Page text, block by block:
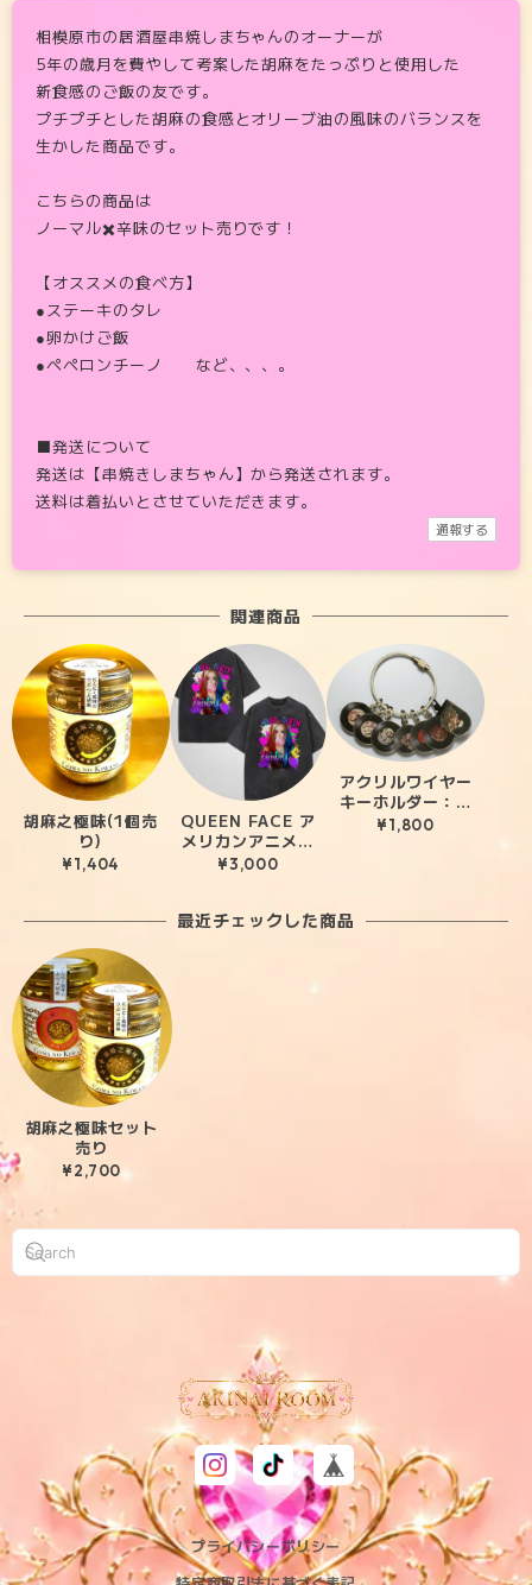
相模原市の居酒屋串焼しまちゃんのオーナーが
5年の歳月を費やして考案した胡麻をたっぷりと使用した
新食感のご飯の友です。
プチプチとした胡麻の食感とオリーブ油の風味のバランスを
生かした商品です。
こちらの商品は
ノーマル✖️辛味のセット売りです！
【オススメの食べ方】
●ステーキのタレ
●卵かけご飯
●ペペロンチーノ など、、、。
■発送について
発送は【串焼きしまちゃん】から発送されます。
送料は着払いとさせていただきます。
通報する
関連商品
胡麻之極味(1個売
り)
¥1,404
QUEEN FACE ア
メリカンアニメ風
デザイン〜カジュ
¥3,000
アクリルワイヤー
キーホルダー：シ
ングルジャケット
¥1,800
最近チェックした商品
胡麻之極味セット
売り
¥2,700
プライバシーポリシー